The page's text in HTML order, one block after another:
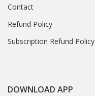
Contact
Refund Policy
Subscription Refund Policy
DOWNLOAD APP